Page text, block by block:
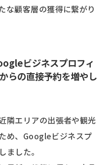
な顧客層の獲得に繋がり
ビジネスプロフィ
らの直接予約を増やし
隣エリアの出張者や観光
め、Googleビジネスプ
ました。